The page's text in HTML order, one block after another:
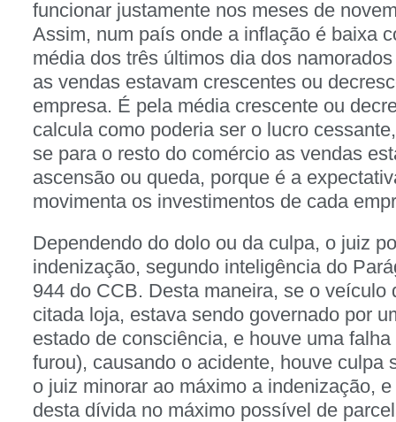
funcionar justamente nos meses de
Assim, num país onde a inflação é baixa
média dos três últimos dia dos
as vendas estavam crescentes ou
empresa. É pela média crescente ou
calcula como poderia ser o lucro
se para o resto do comércio as vendas
ascensão ou queda, porque é a
movimenta os investimentos de cada
Dependendo do dolo ou da culpa, o juiz
indenização, segundo inteligência do
944 do CCB. Desta maneira, se o veículo
citada loja, estava sendo governado por
estado de consciência, e houve uma
furou), causando o acidente, houve culpa
o juiz minorar ao máximo a indenização,
desta dívida no máximo possível de